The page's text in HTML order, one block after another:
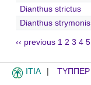
Dianthus strictus
Dianthus strymonis
‹‹ previous 1 2 3 4 5
ITIA ΤΥΠΠΕΡ